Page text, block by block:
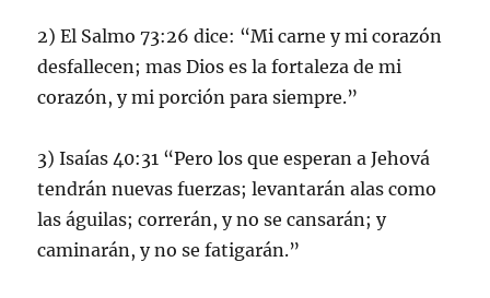
2) El Salmo 73:26 dice: “Mi carne y mi corazón
desfallecen; mas Dios es la fortaleza de mi
corazón, y mi porción para siempre.”
3) Isaías 40:31 “Pero los que esperan a Jehová
tendrán nuevas fuerzas; levantarán alas como
las águilas; correrán, y no se cansarán; y
caminarán, y no se fatigarán.”